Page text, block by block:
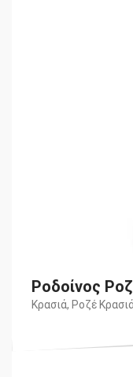
Ροδοίνος
Κρασιά, Ροζέ